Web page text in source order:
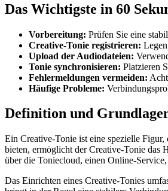
Das Wichtigste in 60
Vorbereitung: Prüfen Sie eine
Creative-Tonie registrieren:
Upload der Audiodateien:
Tonie synchronisieren: Platzieren
Fehlermeldungen vermeiden:
Häufige Probleme:
Definition und
Ein Creative-Tonie ist eine spezielle
bieten, ermöglicht der Creative-Tonie das
über die Toniecloud, einen Online-
Das Einrichten eines Creative-Tonies